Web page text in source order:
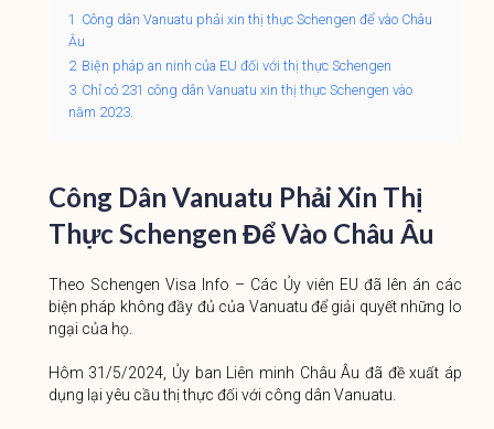
1 Công dân Vanuatu phải xin thị thực Schengen để vào Châu
Âu
2 Biện pháp an ninh của EU đối với thị thực Schengen
3 Chỉ có 231 công dân Vanuatu xin thị thực Schengen vào
năm 2023.
Công Dân Vanuatu Phải Xin Thị
Thực Schengen Để Vào Châu Âu
Theo Schengen Visa Info – Các Ủy viên EU đã lên án các
biện pháp không đầy đủ của Vanuatu để giải quyết những lo
ngại của họ.
Hôm 31/5/2024, Ủy ban Liên minh Châu Âu đã đề xuất áp
dụng lại yêu cầu thị thực đối với công dân Vanuatu.